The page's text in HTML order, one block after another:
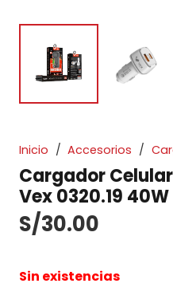
Inicio / Accesorios /
Cargador
Vex 0320.19 40W
S/30.00
Sin existencias